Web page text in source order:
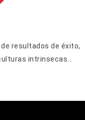
resultados de éxito,
intrinsecas...